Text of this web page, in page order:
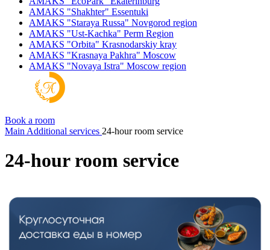
AMAKS "Shakhter" Essentuki
AMAKS "Staraya Russa" Novgorod region
AMAKS "Ust-Kachka" Perm Region
AMAKS "Orbita" Krasnodarskiy kray
AMAKS "Krasnaya Pakhra" Moscow
AMAKS "Novaya Istra" Moscow region
Book a room
Main Additional services 24-hour room service
24-hour room service